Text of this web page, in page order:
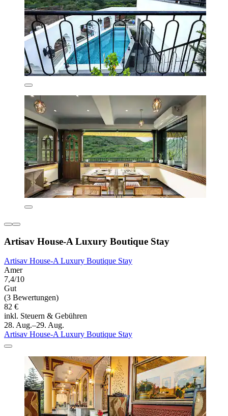
Artisav House-A Luxury Boutique Stay
Artisav House-A Luxury Boutique Stay
Amer
7,4/10
Gut
(3 Bewertungen)
82 €
inkl. Steuern & Gebühren
28. Aug.–29. Aug.
Artisav House-A Luxury Boutique Stay